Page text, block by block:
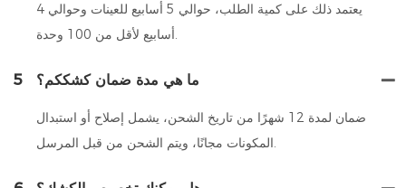
يعتمد ذلك على كمية الطلب، حوالي 5 أسابيع للعينات وحوالي 4
أسابيع لأقل من 100 وحدة.
5 ما هي مدة ضمان كشككم؟
ضمان لمدة 12 شهرًا من تاريخ الشحن، يشمل إصلاح أو استبدال
المكونات مجانًا، ويتم الشحن من قبل المرسل.